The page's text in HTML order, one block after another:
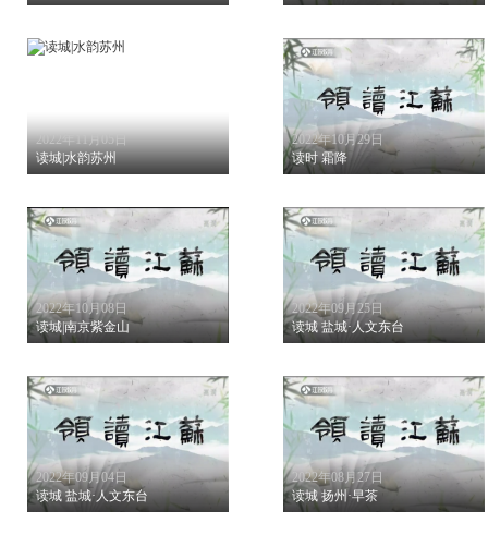
2022年11月05日
读城|水韵苏州
2022年10月29日
读时 霜降
2022年10月08日
读城|南京紫金山
2022年09月25日
读城 盐城·人文东台
2022年09月04日
读城 盐城·人文东台
2022年08月27日
读城 扬州·早茶